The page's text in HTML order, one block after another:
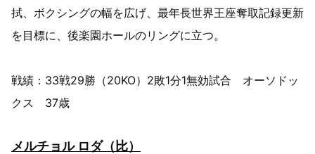
拭、ボクシングの幅を広げ、最年長世界王座奪取記録更新
を目標に、後楽園ホールのリングに立つ。
戦績：33戦29勝（20KO）2敗1分1無効試合 オーソドッ
クス 37歳
メルチョル ロダ（比）